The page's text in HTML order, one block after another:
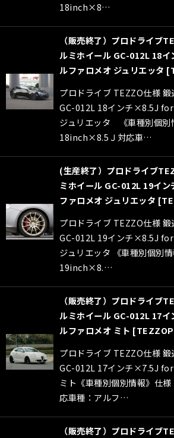
18inch×8…
（販売終了）プロドライブ
ルミホイール GC-012L 18
ルファロメオ ジュリエッタ [
プロドライブ TEZZO仕様
GC-012L 18インチ×8.5J for
ジュリエッタ 《車種別個別
18inch×8.5Ｊ対応車…
(生産終了）プロドライブ
ミホイール GC-012L 19イ
ファロメオ ジュリエッタ [
プロドライブ TEZZO仕様
GC-012L 19インチ×8.5J for
ジュリエッタ 《車種別個別情
19inch×8.…
（販売終了）プロドライブ
ルミホイール GC-012L 17
ルファロメオ ミト [
プロドライブ TEZZO仕様
GC-012L 17インチ×7.5J for
ミト《車種別個別情報》仕
応車種：アルフ…
（販売終了）プロドライブ